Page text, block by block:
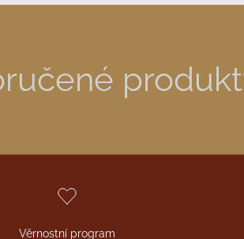
Věrnostní program